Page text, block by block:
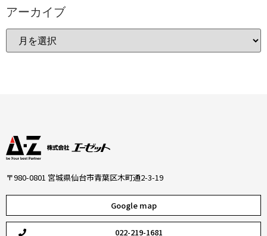
アーカイブ
〒980-0801 宮城県仙台市青葉区木町通2-3-19
Google map
022-219-1681